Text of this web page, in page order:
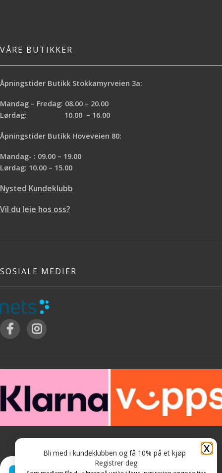
VÅRE BUTIKKER
Åpningstider Butikk Stokkamyrveien 3a:
Mandag – Fredag: 08.00 – 20.00
Lørdag: 10.00 – 16.00
Åpningstider Butikk Hoveveien 80:
Mandag- : 09.00 – 19.00
Lørdag: 10.00 – 15.00
Nysted Kundeklubb
Vil du leie hos oss?
SOSIALE MEDIER
X
Bli med i kundeklubben og få 10% på et kjøp
Registrer deg